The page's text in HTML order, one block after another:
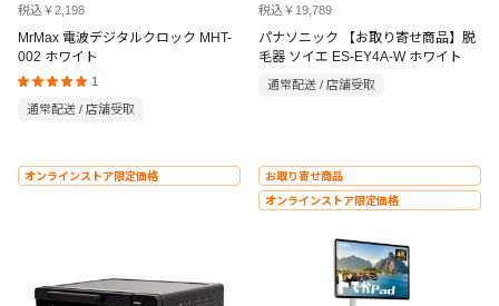
税込￥2,198
MrMax 電波デジタルクロック MHT-
002 ホワイト
1
通常配送 / 店舗受取
税込￥19,789
パナソニック 【お取り寄せ商品】脱
毛器 ソイエ ES-EY4A-W ホワイト
通常配送 / 店舗受取
オンラインストア限定価格
お取り寄せ商品
オンラインストア限定価格